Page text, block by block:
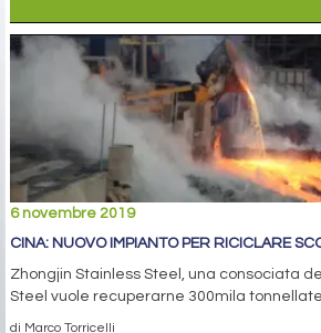
6 novembre 2019
CINA: NUOVO IMPIANTO PER RICICLARE
Zhongjin Stainless Steel, una consociata
Steel vuole recuperarne 300mila
di Marco Torricelli